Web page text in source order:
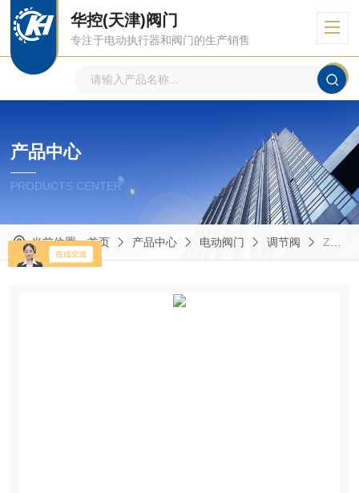
华控(天津)阀门
专注于电动执行器和阀门的生产销售
产品中心
PRODUCTS CENTER
当前位置：首页 产品中心 电动阀门 调节阀 ZAZN-4.0 DN40 PN4.0直行程阀门装置 电动双座调节阀